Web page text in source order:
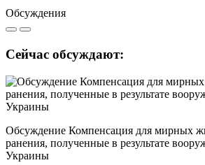
Обсуждения
Сейчас обсуждают:
Обсуждение Компенсация для мирных
ранения, полученные в результате
Украины